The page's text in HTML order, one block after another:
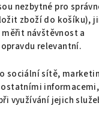
nezbytné pro
zboží do košíku),
návštěvnost a
relevantní.
sociální sítě,
informacemi,
využívání jejich
lehací plochy:
lehací plochy:
stolu:166x60 cm
úložného